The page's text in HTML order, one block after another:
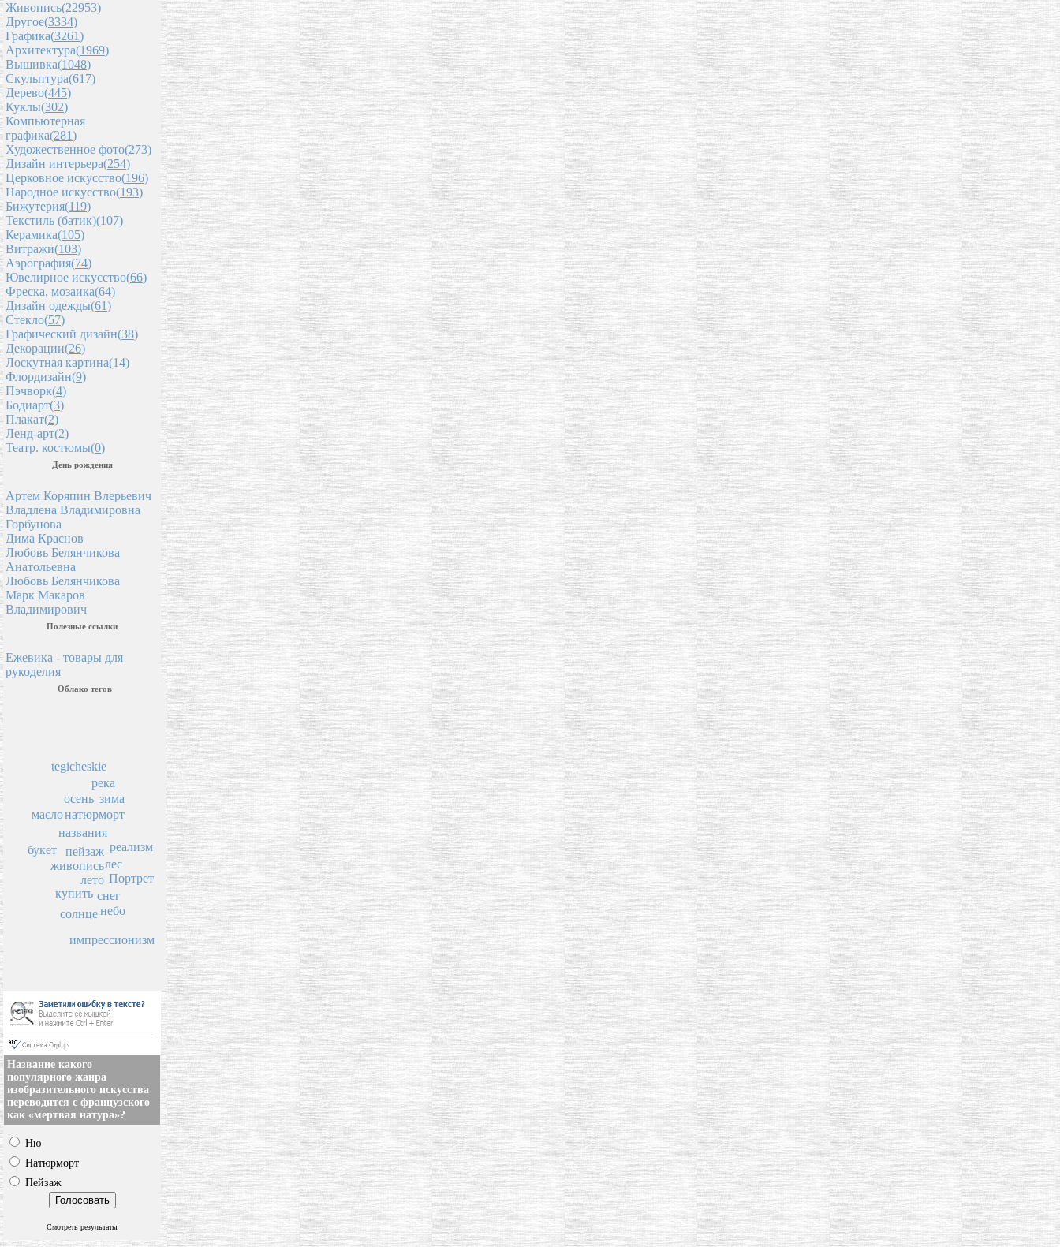
Живопись(22953)
Другое(3334)
Графика(3261)
Архитектура(1969)
Вышивка(1048)
Скульптура(617)
Дерево(445)
Куклы(302)
Компьютерная
графика(281)
Художественное фото(273)
Дизайн интерьера(254)
Церковное искусство(196)
Народное искусство(193)
Бижутерия(119)
Текстиль (батик)(107)
Керамика(105)
Витражи(103)
Аэрография(74)
Ювелирное искусство(66)
Фреска, мозаика(64)
Дизайн одежды(61)
Стекло(57)
Графический дизайн(38)
Декорации(26)
Лоскутная картина(14)
Флордизайн(9)
Пэчворк(4)
Бодиарт(3)
Плакат(2)
Ленд-арт(2)
Театр. костюмы(0)
День рождения
Артем Коряпин Влерьевич
Владлена Владимировна
Горбунова
Дима Краснов
Любовь Белянчикова
Анатольевна
Любовь Белянчикова
Марк Макаров
Владимирович
Полезные ссылки
Ежевика - товары для
рукоделия
Облако тегов
пейзаж
названия
живопись
лето
натюрморт
купить
солнце
лес
зима
осень
букет
масло
река
снег
tegicheskie
реализм
небо
импрессионизм
Портрет
Название какого
популярного жанра
изобразительного искусства
переводится с французского
как «мертвая натура»?
Ню
Натюрморт
Пейзаж
Смотреть результаты